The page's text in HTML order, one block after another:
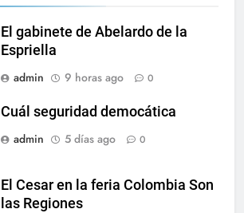
El gabinete de Abelardo de la
Espriella
admin
9 horas ago 0
Cuál seguridad democática
admin
5 días ago 0
El Cesar en la feria Colombia Son
las Regiones